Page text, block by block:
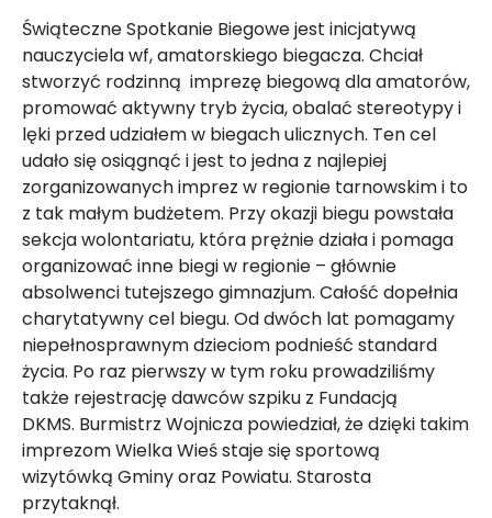
Świąteczne Spotkanie Biegowe jest inicjatywą
nauczyciela wf, amatorskiego biegacza. Chciał
stworzyć rodzinną imprezę biegową dla amatorów,
promować aktywny tryb życia, obalać stereotypy i
lęki przed udziałem w biegach ulicznych. Ten cel
udało się osiągnąć i jest to jedna z najlepiej
zorganizowanych imprez w regionie tarnowskim i to
z tak małym budżetem. Przy okazji biegu powstała
sekcja wolontariatu, która prężnie działa i pomaga
organizować inne biegi w regionie – głównie
absolwenci tutejszego gimnazjum. Całość dopełnia
charytatywny cel biegu. Od dwóch lat pomagamy
niepełnosprawnym dzieciom podnieść standard
życia. Po raz pierwszy w tym roku prowadziliśmy
także rejestrację dawców szpiku z Fundacją
DKMS. Burmistrz Wojnicza powiedział, że dzięki takim
imprezom Wielka Wieś staje się sportową
wizytówką Gminy oraz Powiatu. Starosta
przytaknął.